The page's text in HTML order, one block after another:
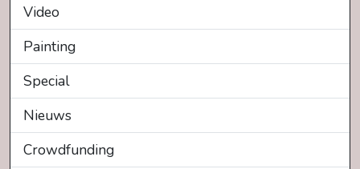
Video
Painting
Special
Nieuws
Crowdfunding